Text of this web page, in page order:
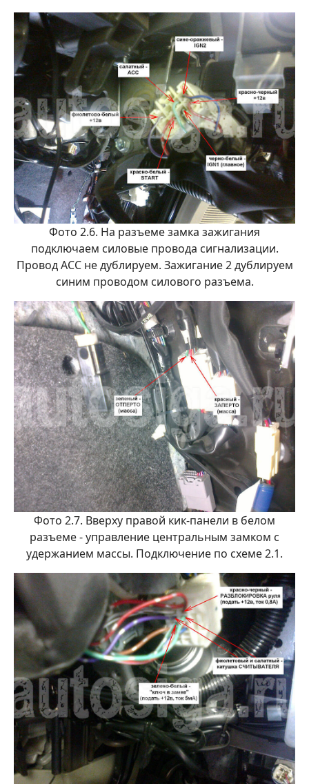
Фото 2.6. На разъеме замка зажигания
подключаем силовые провода сигнализации.
Провод АСС не дублируем. Зажигание 2 дублируем
синим проводом силового разъема.
Фото 2.7. Вверху правой кик-панели в белом
разъеме - управление центральным замком с
удержанием массы. Подключение по схеме 2.1.